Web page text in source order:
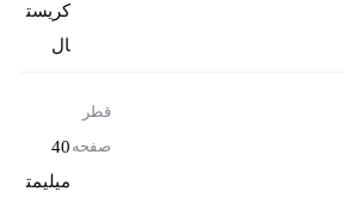
کریست
ال
قطر
صفحه 40
میلیمت